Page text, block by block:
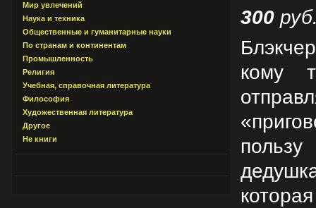
Мир увлечений
Наука и техника
Общественные и гуманитарные науки
По странам и континентам
Промышленность
Религия
Учебная, справочная литература
Философия
Художественная литература
Другое
Не книги
300
кому